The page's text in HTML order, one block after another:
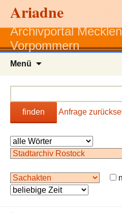
Ariadne
Archivportal
Vorpommern
Menü
finden Anfrage